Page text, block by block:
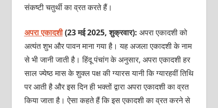
संकष्टी चतुर्थी का व्रत करते हैं।
अपरा एकादशी(23 मई 2025, शुक्रवार): अपरा एकादशी को
अत्यंत शुभ और पावन माना गया है। यह अजला एकादशी के नाम
से भी जानी जाती है। हिंदू पंचांग के अनुसार, अपरा एकादशी हर
साल ज्येष्ठ मास के शुक्ल पक्ष की ग्यारस यानी कि ग्यारहवीं तिथि
पर आती है और इस दिन ही भक्तों द्वारा अपरा एकादशी का व्रत
किया जाता है। ऐसा कहते हैं कि इस एकादशी का व्रत करने से